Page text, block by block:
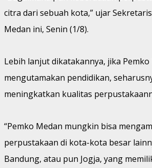
citra dari sebuah kota,” ujar Sekretaris
Medan ini, Senin (1/8).
Lebih lanjut dikatakannya, jika
mengutamakan pendidikan,
meningkatkan kualitas
“Pemko Medan mungkin bisa
perpustakaan di kota-kota besar
Bandung, atau pun Jogja, yang